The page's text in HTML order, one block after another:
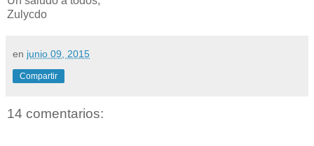
Zulycdo
en junio 09, 2015
Compartir
14 comentarios: